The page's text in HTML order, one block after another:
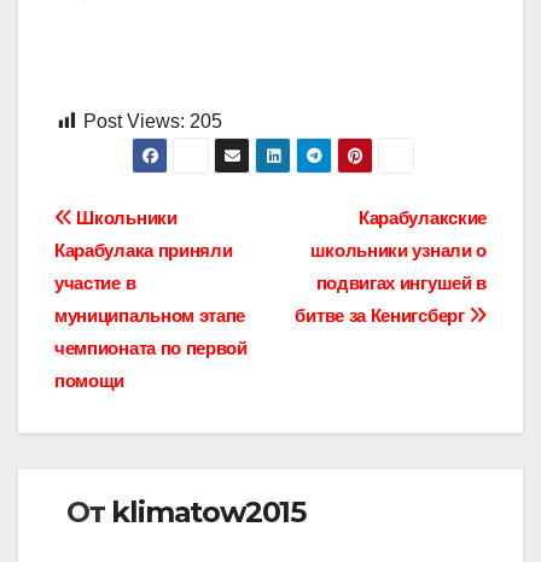
Post Views: 205
Навигация
по
записям
Карабулакские
школьники узнали о
подвигах ингушей в
битве за Кенигсберг
Школьники
Карабулака приняли
участие в
муниципальном этапе
чемпионата по первой
помощи
От klimatow2015